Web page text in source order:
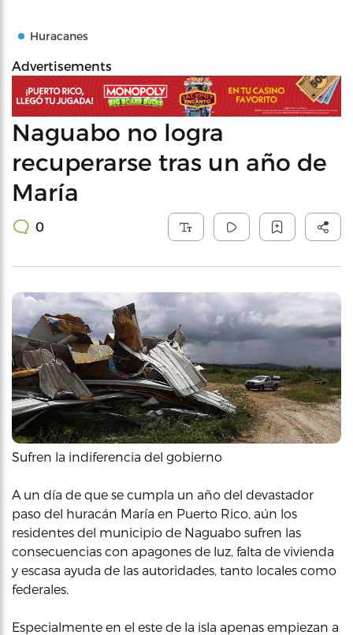
Huracanes
Advertisements
Naguabo no logra
recuperarse tras un año de
María
0
Sufren la indiferencia del gobierno
A un día de que se cumpla un año del devastador
paso del huracán María en Puerto Rico, aún los
residentes del municipio de Naguabo sufren las
consecuencias con apagones de luz, falta de vivienda
y escasa ayuda de las autoridades, tanto locales como
federales.
Especialmente en el este de la isla apenas empiezan a